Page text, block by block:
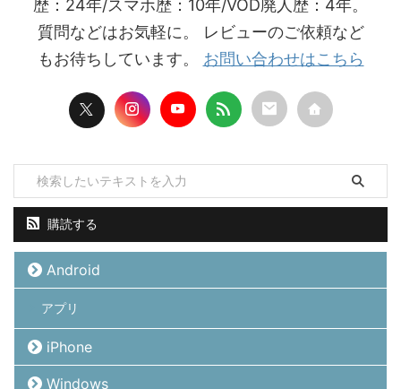
歴：24年/スマホ歴：10年/VOD廃人歴：4年。
質問などはお気軽に。 レビューのご依頼など
もお待ちしています。 お問い合わせはこちら
購読する
Android
アプリ
iPhone
Windows